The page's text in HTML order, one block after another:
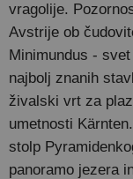
vragolije.
Avstrije ob
Minimundus -
najbolj znanih
živalski vrt za
umetnosti
stolp
panoramo jezera